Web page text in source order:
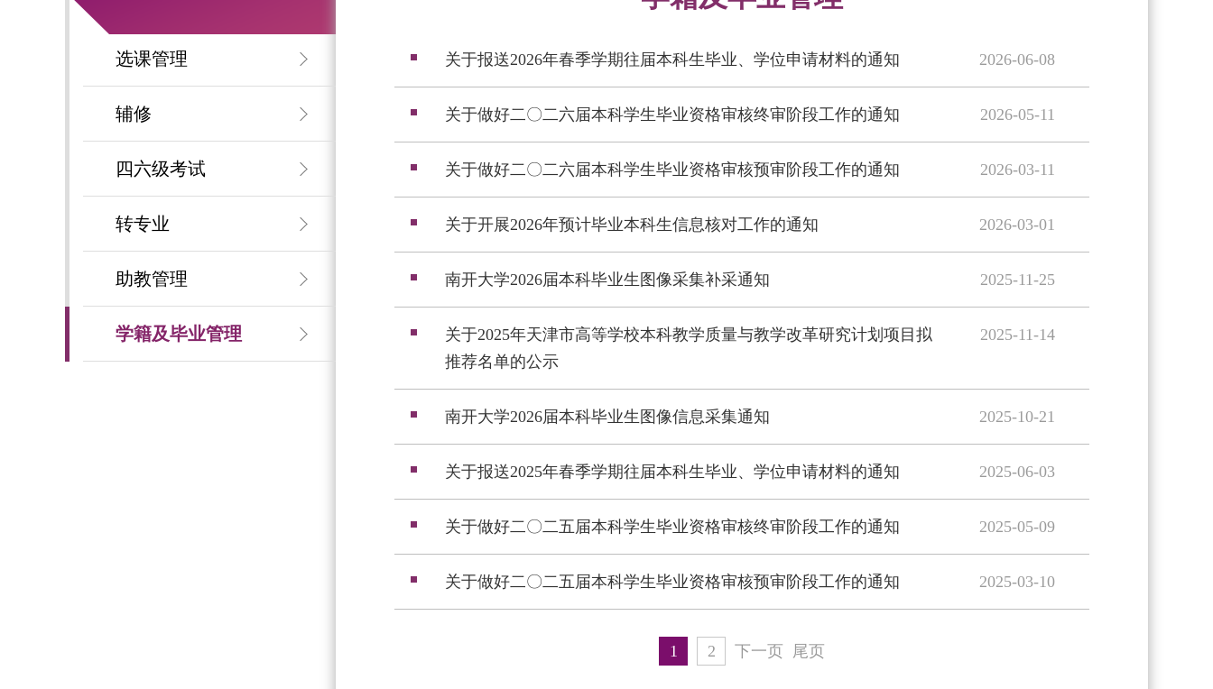
选课管理
辅修
四六级考试
转专业
助教管理
学籍及毕业管理
关于报送2026年春季学期往届本科生毕业、学位申请材料的通知 2026-06-08
关于做好二〇二六届本科学生毕业资格审核终审阶段工作的通知 2026-05-11
关于做好二〇二六届本科学生毕业资格审核预审阶段工作的通知 2026-03-11
关于开展2026年预计毕业本科生信息核对工作的通知 2026-03-01
南开大学2026届本科毕业生图像采集补采通知 2025-11-25
关于2025年天津市高等学校本科教学质量与教学改革研究计划项目拟
推荐名单的公示
2025-11-14
南开大学2026届本科毕业生图像信息采集通知 2025-10-21
关于报送2025年春季学期往届本科生毕业、学位申请材料的通知 2025-06-03
关于做好二〇二五届本科学生毕业资格审核终审阶段工作的通知 2025-05-09
关于做好二〇二五届本科学生毕业资格审核预审阶段工作的通知 2025-03-10
1 2 下一页 尾页